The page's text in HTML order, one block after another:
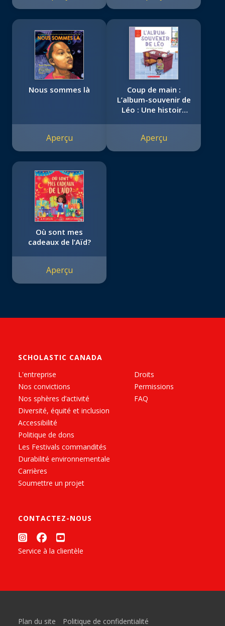
Nous sommes là
Aperçu
Coup de main :
L’album-souvenir de
Léo : Une histoire
Aperçu
Où sont mes
cadeaux de l’Aïd?
Aperçu
SCHOLASTIC CANADA
L'entreprise
Nos convictions
Nos sphères d’activité
Diversité, équité et inclusion
Accessibilité
Politique de dons
Les Festivals commandités
Durabilité environnementale
Carrières
Soumettre un projet
Droits
Permissions
FAQ
CONTACTEZ-NOUS
Service à la clientèle
Plan du site Politique de confidentialité